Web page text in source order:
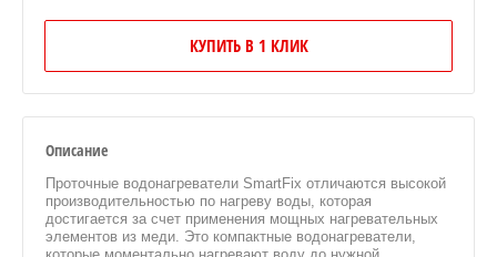
КУПИТЬ В 1 КЛИК
Описание
Проточные водонагреватели SmartFix отличаются высокой
производительностью по нагреву воды, которая
достигается за счет применения мощных нагревательных
элементов из меди. Это компактные водонагреватели,